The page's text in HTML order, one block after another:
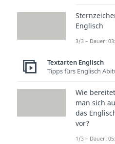
dass
Inhalt
Was
Einen
Englisch
3/3 – Dauer:
Textarten Englisch
Tipps fürs Englisch
Wie bereitet
man sich
das
vor?
1/3 – Dauer: